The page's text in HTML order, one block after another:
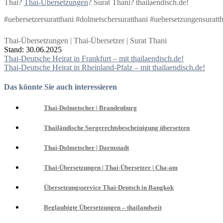
Thai? Thai-Übersetzungen? Surat Thani? thailaendisch.de!
#uebersetzersuratthani #dolmetschersuratthani
Thai-Übersetzungen | Thai-Übersetzer | Surat Thani
Stand: 30.06.2025
Beitragsnavigation
Thai-Deutsche Heirat in Frankfurt – mit thailaendisch.de!
Thai-Deutsche Heirat in Rheinland-Pfalz – mit thailaendisch.de!
Das könnte Sie auch interessieren
Thai-Dolmetscher | Brandenburg
Thailändische Sorgerechtsbescheinigung übersetzen
Thai-Dolmetscher | Darmstadt
Thai-Übersetzungen | Thai-Übersetzer | Cha-am
Übersetzungsservice Thai-Deutsch in Bangkok
Beglaubigte Übersetzungen – thailandweit